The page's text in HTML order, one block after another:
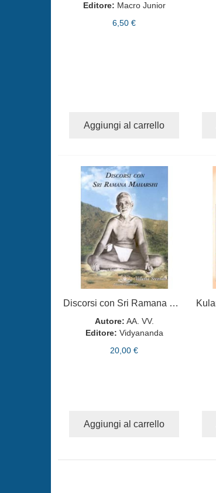
Editore: Macro Junior
6,50 €
Aggiungi al carrello
Discorsi con Sri Ramana Maharshi volume 2
Autore: AA. VV.
Editore: Vidyananda
20,00 €
Aggiungi al carrello